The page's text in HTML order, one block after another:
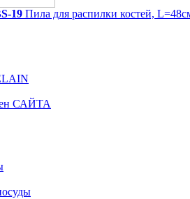
19 Пила для распилки костей,
САЙТА